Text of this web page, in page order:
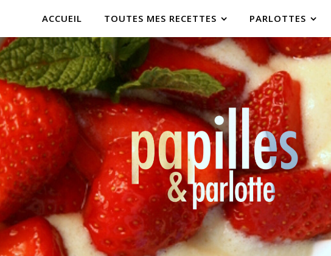
ACCUEIL TOUTES MES RECETTES PARLOTTES